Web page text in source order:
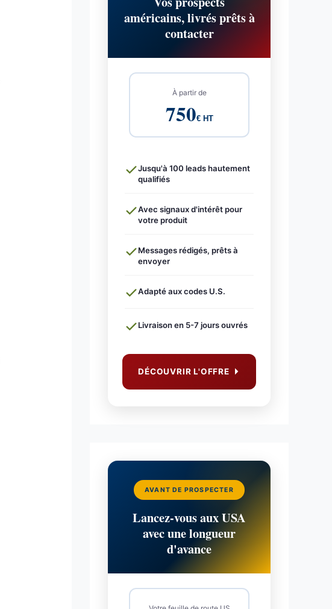
américains, livrés prêts à
contacter
À partir de
750€ HT
Jusqu'à 100 leads hautement
qualifiés
Avec signaux d'intérêt pour
votre produit
Messages rédigés, prêts à
envoyer
Adapté aux codes U.S.
Livraison en 5-7 jours ouvrés
DÉCOUVRIR L'OFFRE
AVANT DE PROSPECTER
Lancez-vous aux USA
avec une longueur
d'avance